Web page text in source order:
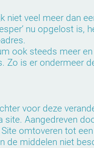
niet veel meer dan
nu opgelost
adres.
ook steeds meer
Zo is er ondermeer
voor deze
site. Aangedreven
omtoveren tot
de middelen niet